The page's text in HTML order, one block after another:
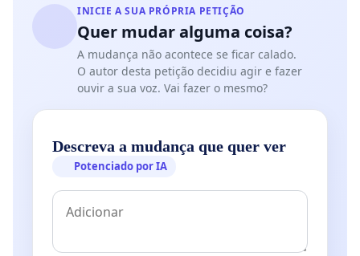
INICIE A SUA PRÓPRIA PETIÇÃO
Quer mudar alguma coisa?
A mudança não acontece se ficar calado.
O autor desta petição decidiu agir e fazer
ouvir a sua voz. Vai fazer o mesmo?
Descreva a mudança que quer ver
Potenciado por IA